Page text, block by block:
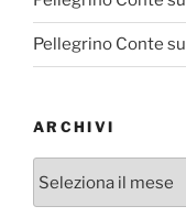
Pellegrino Conte su
ARCHIVI